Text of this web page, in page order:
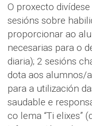
O proxecto
sesións sobre
proporcionar ao
necesarias para o
diaria); 2 sesións
dota aos alumnos/
para a utilización
saudable e
co lema “Ti elixes”